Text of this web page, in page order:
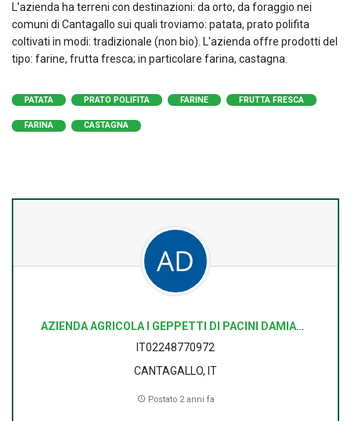
L'azienda ha terreni con destinazioni: da orto, da foraggio nei
comuni di Cantagallo sui quali troviamo: patata, prato polifita
coltivati in modi: tradizionale (non bio). L'azienda offre prodotti del
tipo: farine, frutta fresca; in particolare farina, castagna.
PATATA PRATO POLIFITA FARINE FRUTTA FRESCA
FARINA CASTAGNA
AZIENDA AGRICOLA I GEPPETTI DI PACINI DAMIANO
IT02248770972
CANTAGALLO, IT
Postato 2 anni fa